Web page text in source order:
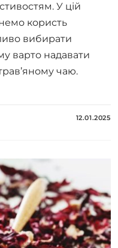
У цій
користь
вибирати
варто надавати
чаю.
12.01.2025